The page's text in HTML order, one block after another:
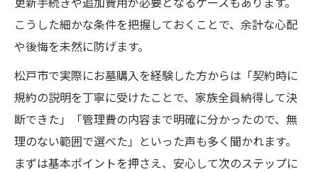
準
お墓購入後の維持費用や管理対応の実際
信頼できる霊園選びのチェックポイント
規約や費用の疑問を解消する申請・管理の流れ
松戸市でお墓購入時の申請手続きの全体像
申請から管理までの流れと必要な書類一覧
こうした細かな条件を把握しておくことで、余計な心配
や後悔を未然に防げます。
松戸市で実際にお墓購入を経験した方からは「契約時に
規約の説明を丁寧に受けたことで、家族全員納得して決
断できた」「管理費の内容まで明確に分かったので、無
理のない範囲で選べた」といった声も多く聞かれます。
まずは基本ポイントを押さえ、安心して次のステップに